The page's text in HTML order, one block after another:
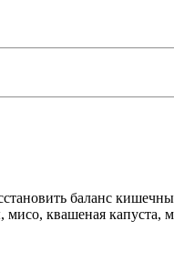
баланс
квашеная